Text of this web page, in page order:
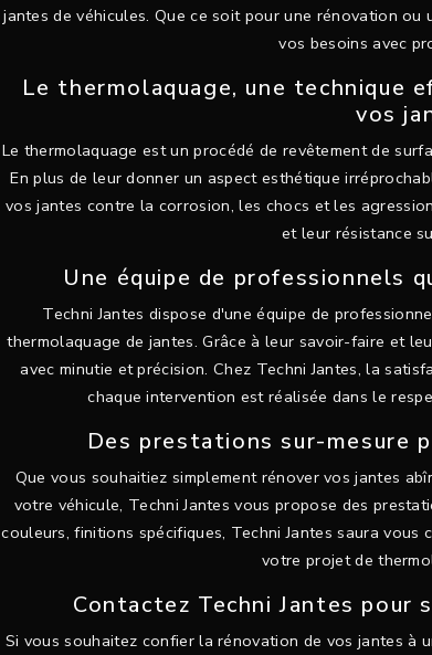
jantes de véhicules. Que ce soit pour une rénovation
vos besoins avec
Le thermolaquage, une technique
vos
Le thermolaquage est un procédé de revêtement de
En plus de leur donner un aspect esthétique
vos jantes contre la corrosion, les chocs et les
et leur résistance
Une équipe de professionnels
Techni Jantes dispose d'une équipe de
thermolaquage de jantes. Grâce à leur savoir-faire et
avec minutie et précision. Chez Techni Jantes, la
chaque intervention est réalisée dans le
Des prestations sur-mesure
Que vous souhaitiez simplement rénover vos jantes
votre véhicule, Techni Jantes vous propose des
couleurs, finitions spécifiques, Techni Jantes saura
votre projet de
Contactez Techni Jantes pour
Si vous souhaitez confier la rénovation de vos jantes à